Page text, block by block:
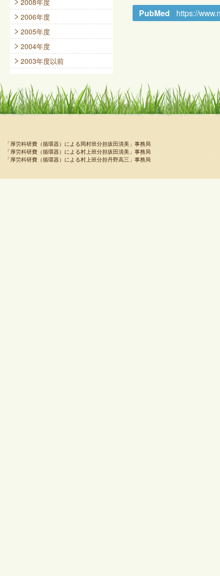
PubMed https://
2008年度
2006年度
2005年度
2004年度
2003年度以前
「厚労科研費（循環器）による岡村班分担坂田清美」事務局
「厚労科研費（循環器）による村上班分担坂田清美」事務局
「厚労科研費（循環器）による村上班分担丹野高三」事務局